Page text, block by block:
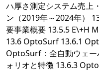
ハ厚さ測定システム売上
ン（2019年～2024年）
要事業概要 13.5.5 E\+H
13.6 OptoSurf 13.6.1
OptoSurf：全自動ウェー
ォリオと特徴 13.6.3